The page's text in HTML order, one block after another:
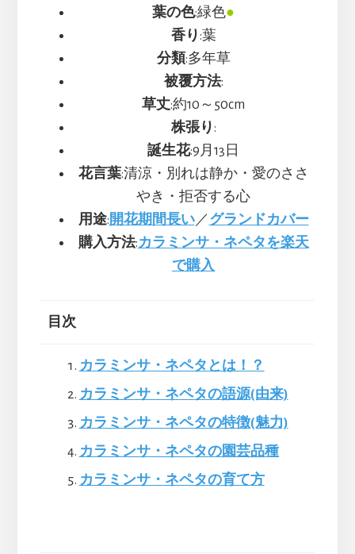
葉の色:緑色●
香り:葉
分類:多年草
被覆方法:
草丈:約10～50cm
株張り:
誕生花:9月13日
花言葉:清涼・別れは静か・愛のささ
やき・拒否する心
用途: 開花期間長い／ グランドカバー
購入方法:カラミンサ・ネペタを楽天
で購入
目次
カラミンサ・ネペタとは！？
カラミンサ・ネペタの語源(由来)
カラミンサ・ネペタの特徴(魅力)
カラミンサ・ネペタの園芸品種
カラミンサ・ネペタの育て方